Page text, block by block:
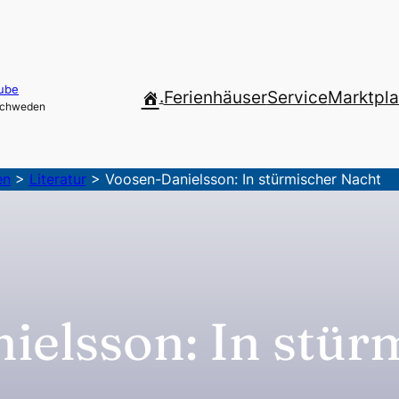
.FerienhäuserService
> Literatur> Voosen-Danielsson: In stürmischer Nacht
In